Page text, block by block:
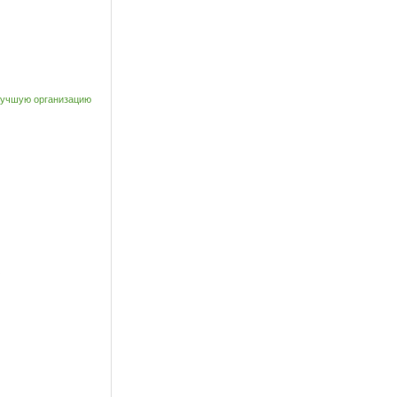
организацию